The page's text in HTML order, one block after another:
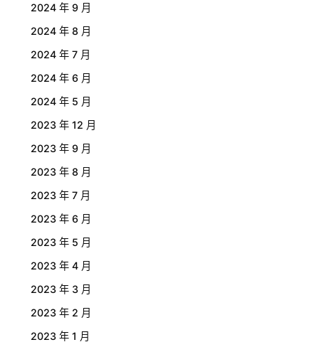
2024 年 9 月
2024 年 8 月
2024 年 7 月
2024 年 6 月
2024 年 5 月
2023 年 12 月
2023 年 9 月
2023 年 8 月
2023 年 7 月
2023 年 6 月
2023 年 5 月
2023 年 4 月
2023 年 3 月
2023 年 2 月
2023 年 1 月